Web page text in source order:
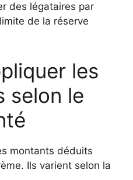
des légataires par
de la réserve
les
selon le
montants déduits
Ils varient selon la